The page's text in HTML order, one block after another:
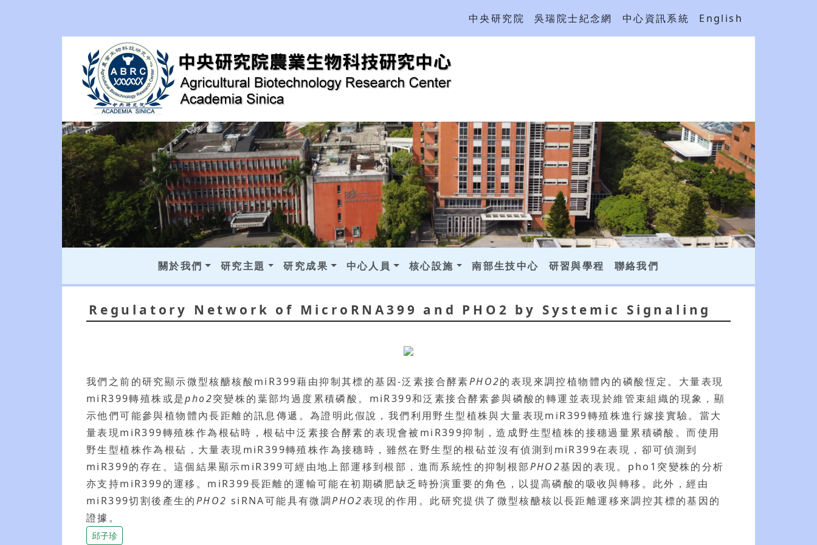
中央研究院 吳瑞院士紀念網 中心資訊系統 English
關於我們 研究主題 研究成果 中心人員 核心設施 南部生技中心 研習與學程 聯絡我們
Regulatory Network of MicroRNA399 and PHO2 by Systemic Signaling
我們之前的研究顯示微型核醣核酸miR399藉由抑制其標的基因-泛素接合酵素PHO2的表現來調控植物體內的磷酸恆定。大量表現
miR399轉殖株或是pho2突變株的葉部均過度累積磷酸。miR399和泛素接合酵素參與磷酸的轉運並表現於維管束組織的現象，顯
示他們可能參與植物體內長距離的訊息傳遞。為證明此假說，我們利用野生型植株與大量表現miR399轉殖株進行嫁接實驗。當大
量表現miR399轉殖株作為根砧時，根砧中泛素接合酵素的表現會被miR399抑制，造成野生型植株的接穗過量累積磷酸。而使用
野生型植株作為根砧，大量表現miR399轉殖株作為接穗時，雖然在野生型的根砧並沒有偵測到miR399在表現，卻可偵測到
miR399的存在。這個結果顯示miR399可經由地上部運移到根部，進而系統性的抑制根部PHO2基因的表現。pho1突變株的分析
亦支持miR399的運移。miR399長距離的運輸可能在初期磷肥缺乏時扮演重要的角色，以提高磷酸的吸收與轉移。此外，經由
miR399切割後產生的PHO2 siRNA可能具有微調PHO2表現的作用。此研究提供了微型核醣核以長距離運移來調控其標的基因的
證據。
邱子珍